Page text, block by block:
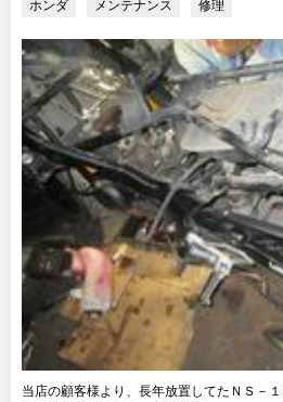
ホンダ メンテナンス 修理
当店の顧客様より、長年放置してたＮＳ－